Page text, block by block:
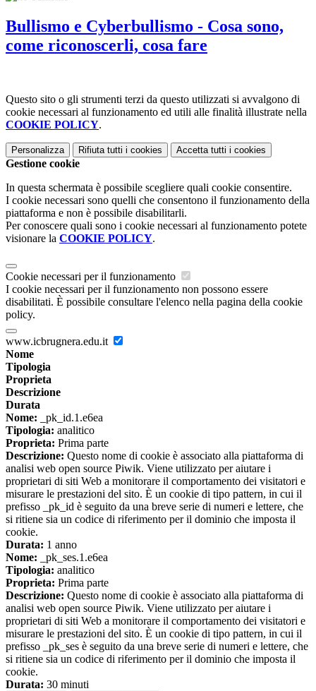
Bullismo e Cyberbullismo - Cosa sono,
come riconoscerli, cosa fare
Questo sito o gli strumenti terzi da questo utilizzati si avvalgono di
cookie necessari al funzionamento ed utili alle finalità illustrate nella
COOKIE POLICY.
Personalizza Rifiuta tutti i cookies Accetta tutti i cookies
Gestione cookie
In questa schermata è possibile scegliere quali cookie consentire.
I cookie necessari sono quelli che consentono il funzionamento della
piattaforma e non è possibile disabilitarli.
Per conoscere quali sono i cookie necessari al funzionamento potete
visionare la COOKIE POLICY.
Cookie necessari per il funzionamento
I cookie necessari per il funzionamento non possono essere
disabilitati. È possibile consultare l'elenco nella pagina della cookie
policy.
www.icbrugnera.edu.it
Nome
Tipologia
Proprieta
Descrizione
Durata
Nome: _pk_id.1.e6ea
Tipologia: analitico
Proprieta: Prima parte
Descrizione: Questo nome di cookie è associato alla piattaforma di
analisi web open source Piwik. Viene utilizzato per aiutare i
proprietari di siti Web a monitorare il comportamento dei visitatori e
misurare le prestazioni del sito. È un cookie di tipo pattern, in cui il
prefisso _pk_id è seguito da una breve serie di numeri e lettere, che
si ritiene sia un codice di riferimento per il dominio che imposta il
cookie.
Durata: 1 anno
Nome: _pk_ses.1.e6ea
Tipologia: analitico
Proprieta: Prima parte
Descrizione: Questo nome di cookie è associato alla piattaforma di
analisi web open source Piwik. Viene utilizzato per aiutare i
proprietari di siti Web a monitorare il comportamento dei visitatori e
misurare le prestazioni del sito. È un cookie di tipo pattern, in cui il
prefisso _pk_ses è seguito da una breve serie di numeri e lettere, che
si ritiene sia un codice di riferimento per il dominio che imposta il
cookie.
Durata: 30 minuti